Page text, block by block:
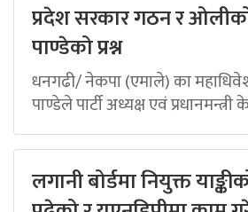
प्रदेश सरकार गठन र
पाण्डेको प्रश्न
धनगढी/ नेकपा (एमाले) का
पाण्डेले पार्टी अध्यक्ष एवं
लगानी बोर्डमा नियुक्त